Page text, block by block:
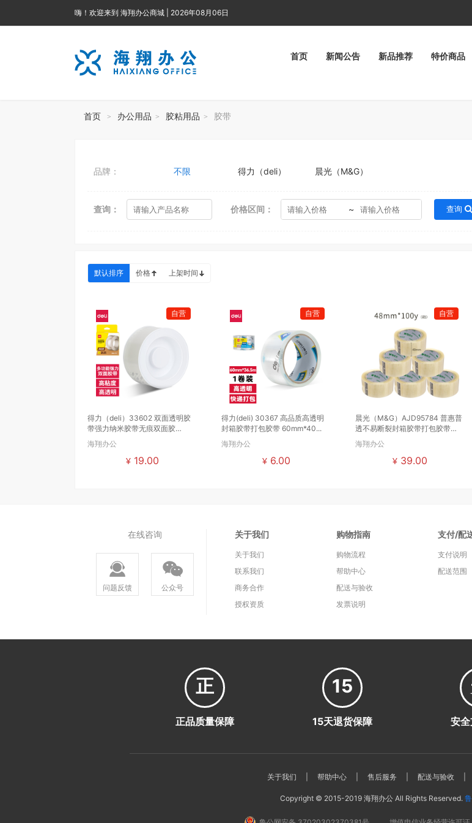
嗨！欢迎来到 海翔办公商城 | 2026年08月06日
首页 新闻公告 新品推荐 特价商品
首页 > 办公用品 > 胶粘用品 > 胶带
品牌： 不限 得力（deli） 晨光（M&G）
查询： 价格区间： ~ 查询
默认排序 价格 上架时间
自营
得力（deli）33602 双面透明胶
带强力纳米胶带无痕双面胶
（5cm*3...
海翔办公
¥19.00
自营
得力(deli) 30367 高品质高透明
封箱胶带打包胶带 60mm*40...
海翔办公
¥6.00
自营
晨光（M&G）AJD95784 普惠普
透不易断裂封箱胶带打包胶带
48mm...
海翔办公
¥ 39.00
在线咨询
问题反馈 公众号
关于我们
关于我们
联系我们
商务合作
授权资质
购物指南
购物流程
帮助中心
配送与验收
发票说明
支付/配
支付说明
配送范围
正
正品质量保障
15
15天退货保障 安
关于我们 帮助中心 售后服务 配送与验收
Copyright © 2015-2019 海翔办公 All Rights Reserved.